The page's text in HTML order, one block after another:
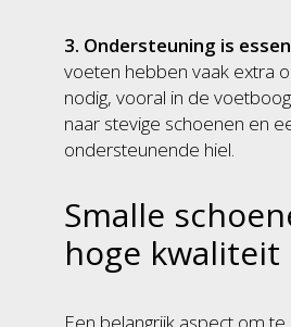
3. Ondersteuning is
voeten hebben vaak extra
nodig, vooral in de
naar stevige schoenen en
ondersteunende hiel.
Smalle
hoge kwaliteit